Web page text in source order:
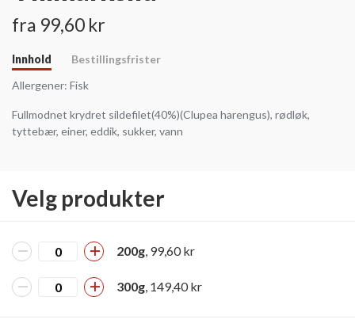
fra 99,60 kr
Innhold
Bestillingsfrister
Allergener: Fisk
Fullmodnet krydret sildefilet(40%)(Clupea harengus), rødløk,
tyttebær, einer, eddik, sukker, vann
Velg produkter
200g , 99,60 kr
300g , 149,40 kr